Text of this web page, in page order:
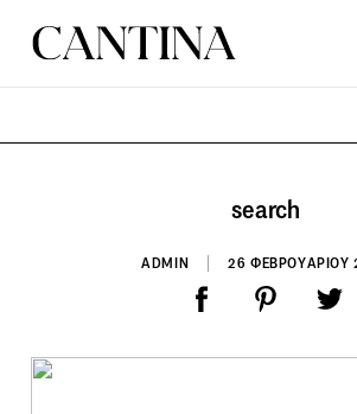
search
ADMIN 26 ΦΕΒΡΟΥΑΡΙΟΥ